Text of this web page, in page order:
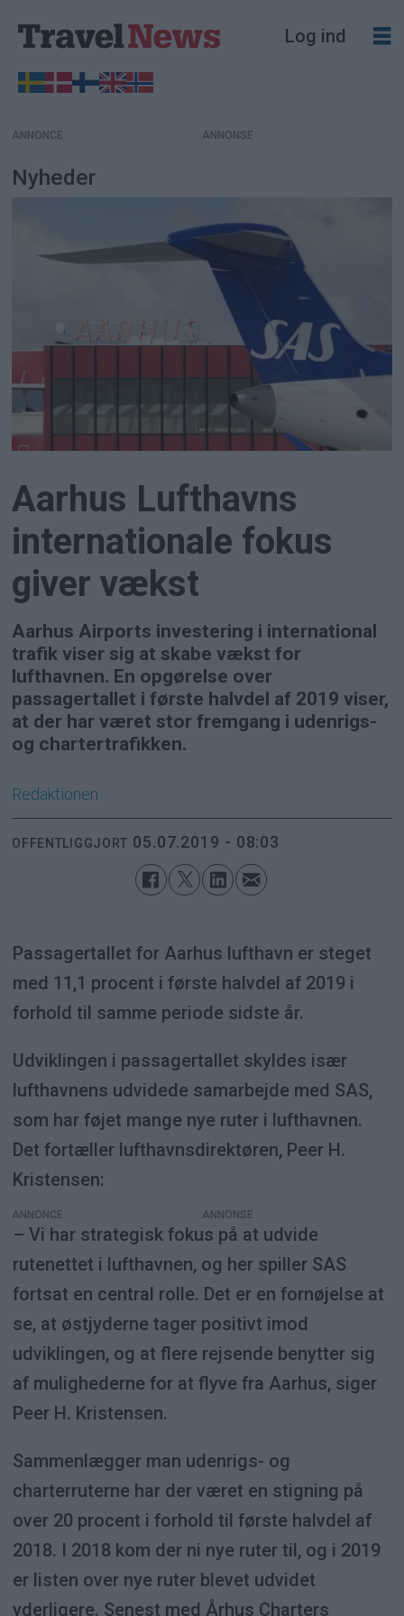
Log ind
ANNONCE
Nyheder
Aarhus Lufthavns
internationale fokus
giver vækst
Aarhus Airports investering i international
trafik viser sig at skabe vækst for
lufthavnen. En opgørelse over
passagertallet i første halvdel af 2019 viser,
at der har været stor fremgang i udenrigs-
og chartertrafikken.
Redaktionen
OFFENTLIGGJORT 05.07.2019 - 08:03
Passagertallet for Aarhus lufthavn er steget
med 11,1 procent i første halvdel af 2019 i
forhold til samme periode sidste år.
Udviklingen i passagertallet skyldes især
lufthavnens udvidede samarbejde med SAS,
som har føjet mange nye ruter i lufthavnen.
Det fortæller lufthavnsdirektøren, Peer H.
Kristensen:
ANNONCE
– Vi har strategisk fokus på at udvide
rutenettet i lufthavnen, og her spiller SAS
fortsat en central rolle. Det er en fornøjelse at
se, at østjyderne tager positivt imod
udviklingen, og at flere rejsende benytter sig
af mulighederne for at flyve fra Aarhus, siger
Peer H. Kristensen.
Sammenlægger man udenrigs- og
charterruterne har der været en stigning på
over 20 procent i forhold til første halvdel af
2018. I 2018 kom der ni nye ruter til, og i 2019
er listen over nye ruter blevet udvidet
yderligere. Senest med Århus Charters